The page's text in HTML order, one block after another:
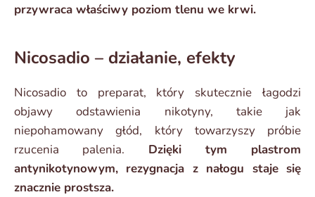
przywraca właściwy poziom tlenu we krwi.
Nicosadio – działanie, efekty
Nicosadio to preparat, który skutecznie łagodzi
objawy odstawienia nikotyny, takie jak
niepohamowany głód, który towarzyszy próbie
rzucenia palenia. Dzięki tym plastrom
antynikotynowym, rezygnacja z nałogu staje się
znacznie prostsza.